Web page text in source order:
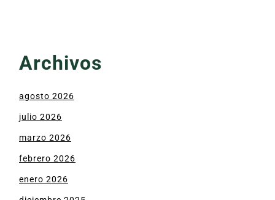
Archivos
agosto 2026
julio 2026
marzo 2026
febrero 2026
enero 2026